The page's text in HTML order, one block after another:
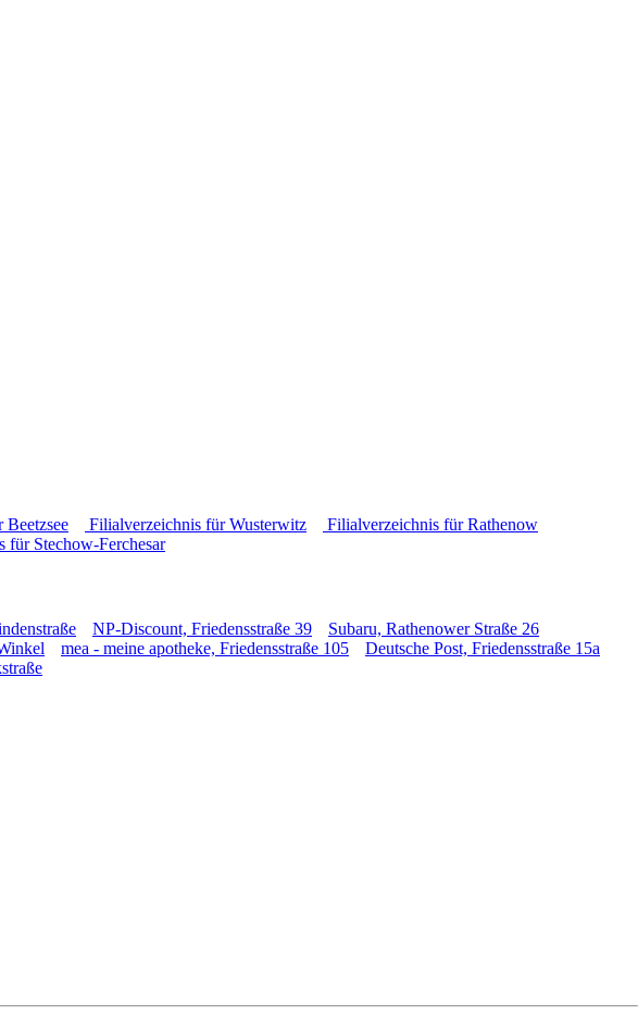
Filialverzeichnis für Wusterwitz
Filialverzeichnis für Rathenow
für Stechow-Ferchesar
NP-Discount, Friedensstraße 39
Subaru, Rathenower Straße 26
mea - meine apotheke, Friedensstraße 105
Deutsche Post, Friedensstraße 15a